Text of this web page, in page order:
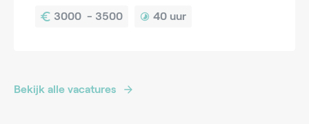
40 uur
Bekijk alle vacatures